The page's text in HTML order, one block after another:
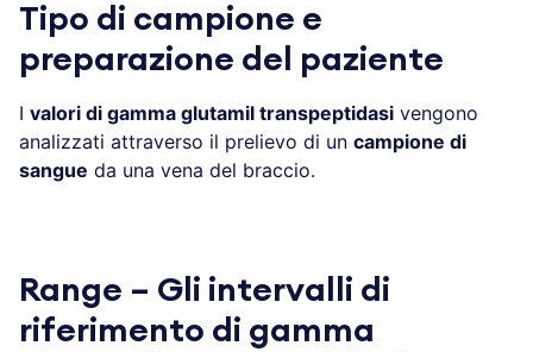
Tipo di campione e
preparazione del paziente
I valori di gamma glutamil transpeptidasi vengono
analizzati attraverso il prelievo di un campione di
sangue da una vena del braccio.
Range – Gli intervalli di
riferimento di gamma